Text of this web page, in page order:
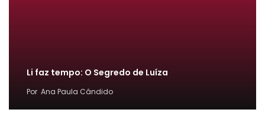
Li faz tempo: O Segredo de Luíza
Por Ana Paula Cândido